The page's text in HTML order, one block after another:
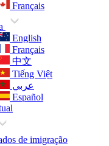
Français
English
Français
中文
Tiếng Việt
عربي
Español
de imigração